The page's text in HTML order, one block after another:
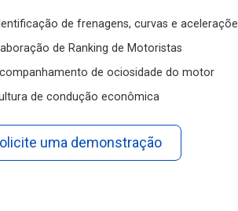
de frenagens, curvas e acelerações
de Ranking de Motoristas
de ociosidade do motor
de condução econômica
uma demonstração